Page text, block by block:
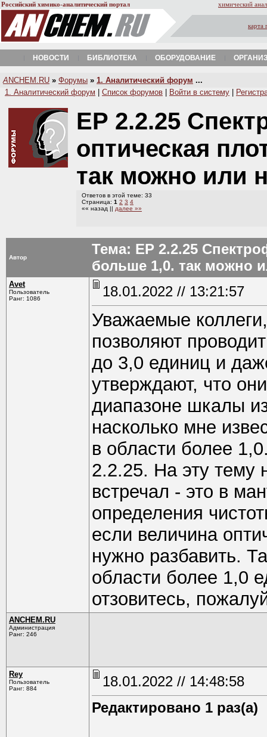
Российский химико-аналитический портал химический
карта
НОВОСТИ БИБЛИОТЕКА ОБОРУДОВАНИЕ
A NCHEM.RU » Форумы » 1. Аналитический форум ...
1. Аналитический форум
Список форумов Войти в систему
ЕР 2.2.25
оптическая
так можно или
Ответов в этой теме: 33
Страница: 1 2 3 4
«« назад || далее »»
Автор
Тема: ЕР 2.2.25
больше 1,0. так можно
Avet
Пользователь
Ранг: 1086
18.01.2022 // 13:21:57
Уважаемые
позволяют
до 3,0 единиц и
утверждают, что
диапазоне шкалы
насколько мне
в области более
2.2.25. На эту тему
встречал - это в
определения
если величина
нужно разбавить.
области более 1,0
отзовитесь,
ANCHEM.RU
Администрация
Ранг: 246
Rey
Пользователь
Ранг: 884
18.01.2022 // 14:48:58
Редактировано 1 раз(а)